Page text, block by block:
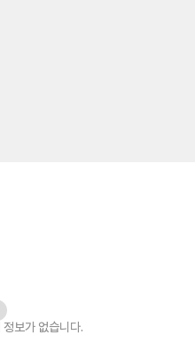
정보가 없습니다.